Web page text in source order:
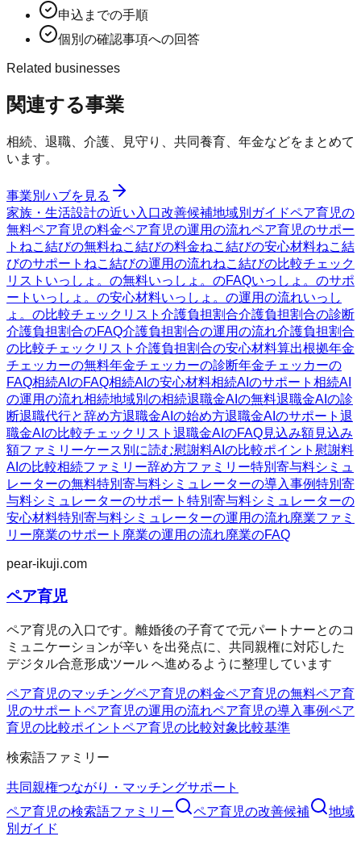
申込までの手順
個別の確認事項への回答
Related businesses
関連する事業
相続、退職、介護、見守り、共同養育、年金などをまとめて
います。
事業別ハブを見る
家族・生活設計の近い入口改善候補地域別ガイドペア育児の
無料ペア育児の料金ペア育児の運用の流れペア育児のサポー
ト ねこ結びの無料ねこ結びの料金ねこ結びの安心材料ねこ結
びのサポート ねこ結びの運用の流れねこ結びの比較チェック
リスト いっしょ。の無料いっしょ。のFAQいっしょ。のサポ
ート いっしょ。の安心材料いっしょ。の運用の流れいっし
ょ。の比較チェックリスト 介護負担割合介護負担割合の診断
介護負担割合のFAQ介護負担割合の運用の流れ介護負担割合
の比較チェックリスト 介護負担割合の安心材料算出根拠年金
チェッカーの無料年金チェッカーの診断年金チェッカーの
FAQ相続AIのFAQ相続AIの安心材料相続AIのサポート 相続AI
の運用の流れ相続地域別の相続退職金AIの無料退職金AIの診
断退職代行と辞め方退職金AIの始め方退職金AIのサポート 退
職金AIの比較チェックリスト 退職金AIのFAQ見込み額見込み
額ファミリーケース別に読む慰謝料AIの比較ポイント 慰謝料
AIの比較相続ファミリー辞め方ファミリー特別寄与料シミュ
レーターの無料特別寄与料シミュレーターの導入事例特別寄
与料シミュレーターのサポート 特別寄与料シミュレーターの
安心材料特別寄与料シミュレーターの運用の流れ廃業ファミ
リー廃業のサポート 廃業の運用の流れ廃業のFAQ
pear-ikuji.com
ペア育児
ペア育児の入口です。離婚後の子育てで元パートナーとのコ
ミュニケーションが辛い を出発点に、共同親権に対応した
デジタル合意形成ツール へ進めるように整理しています
ペア育児のマッチングペア育児の料金ペア育児の無料ペア育
児のサポート ペア育児の運用の流れペア育児の導入事例ペア
育児の比較ポイント ペア育児の比較対象 比較基準
検索語ファミリー
共同親権つながり・マッチングサポート
ペア育児の検索語ファミリー ペア育児の改善候補
地域
別ガイド